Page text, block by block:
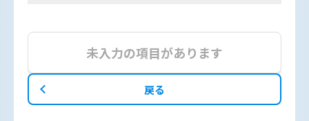
未入力の項目があります
戻る